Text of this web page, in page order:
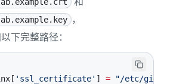
，
下完整路径：
[ 'ssl_certificate' ] =
"/etc/